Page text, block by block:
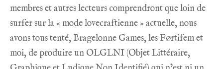
membres et autres lecteurs comprendront que loin de
surfer sur la « mode lovecraftienne » actuelle, nous
avons tous tenté, Bragelonne Games, les Førtifem et
moi, de produire un OLGLNI (Objet Littéraire,